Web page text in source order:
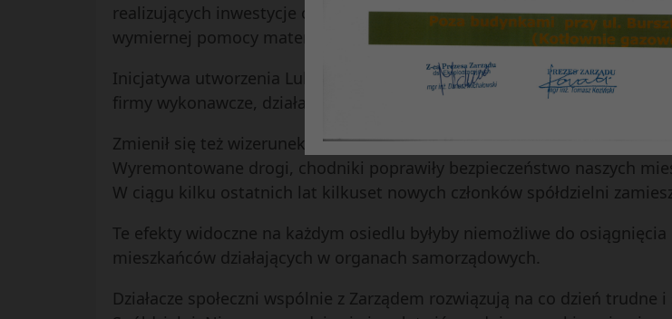
realizujących inwestycje oraz organizacji społecznych. Kontakty z tymi
wymiernej pomocy materialnej dla uboższych mieszkańców naszych
Inicjatywa utworzenia Lubelskiego Banku Żywności również poprawiła
firmy wykonawcze, działające na terenie miasta Lublina.
Zmienił się też wizerunek naszych osiedli. Odremontowane bloki w
Wyremontowane drogi, chodniki poprawiły bezpieczeństwo naszych
W ciągu kilku ostatnich lat kilkuset nowych członków spółdzielni
Te efekty widoczne na każdym osiedlu byłyby niemożliwe do
mieszkańców działających w organach samorządowych.
Działacze społeczni wspólnie z Zarządem rozwiązują na co dzień